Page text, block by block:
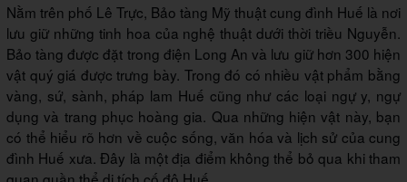
Nằm trên phố Lê Trực, Bảo tàng Mỹ thuật cung đình Huế là nơi
lưu giữ những tinh hoa của nghệ thuật dưới thời triều Nguyễn.
Bảo tàng được đặt trong điện Long An và lưu giữ hơn 300 hiện
vật quý giá được trưng bày. Trong đó có nhiều vật phẩm bằng
vàng, sứ, sành, pháp lam Huế cũng như các loại ngự y, ngự
dụng và trang phục hoàng gia. Qua những hiện vật này, bạn
có thể hiểu rõ hơn về cuộc sống, văn hóa và lịch sử của cung
đình Huế xưa. Đây là một địa điểm không thể bỏ qua khi tham